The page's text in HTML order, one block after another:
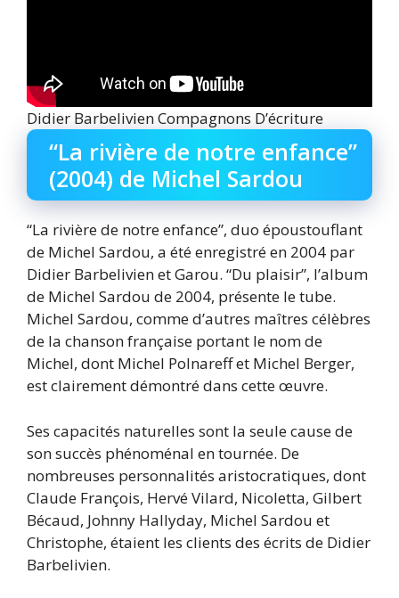
Didier Barbelivien Compagnons D’écriture
“La rivière de notre enfance”
(2004) de Michel Sardou
“La rivière de notre enfance”, duo époustouflant
de Michel Sardou, a été enregistré en 2004 par
Didier Barbelivien et Garou. “Du plaisir”, l’album
de Michel Sardou de 2004, présente le tube.
Michel Sardou, comme d’autres maîtres célèbres
de la chanson française portant le nom de
Michel, dont Michel Polnareff et Michel Berger,
est clairement démontré dans cette œuvre.
Ses capacités naturelles sont la seule cause de
son succès phénoménal en tournée. De
nombreuses personnalités aristocratiques, dont
Claude François, Hervé Vilard, Nicoletta, Gilbert
Bécaud, Johnny Hallyday, Michel Sardou et
Christophe, étaient les clients des écrits de Didier
Barbelivien.